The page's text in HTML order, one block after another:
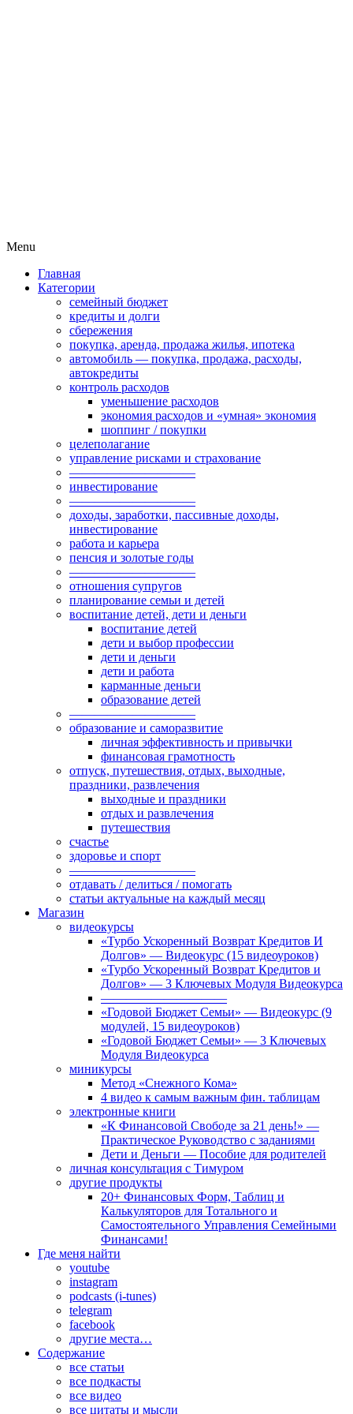
Menu
content
Главная
Категории
семейный бюджет
кредиты и долги
сбережения
покупка, аренда, продажа жилья, ипотека
автомобиль — покупка, продажа, расходы,
автокредиты
контроль расходов
уменьшение расходов
экономия расходов и «умная» экономия
шоппинг / покупки
целеполагание
управление рисками и страхование
——————————
инвестирование
——————————
доходы, заработки, пассивные доходы,
инвестирование
работа и карьера
пенсия и золотые годы
——————————
отношения супругов
планирование семьи и детей
воспитание детей, дети и деньги
воспитание детей
дети и выбор профессии
дети и деньги
дети и работа
карманные деньги
образование детей
——————————
образование и саморазвитие
личная эффективность и привычки
финансовая грамотность
отпуск, путешествия, отдых, выходные,
праздники, развлечения
выходные и праздники
отдых и развлечения
путешествия
счастье
здоровье и спорт
——————————
отдавать / делиться / помогать
статьи актуальные на каждый месяц
Магазин
видеокурсы
«Турбо Ускоренный Возврат Кредитов И
Долгов» — Видеокурс (15 видеоуроков)
«Турбо Ускоренный Возврат Кредитов и
Долгов» — 3 Ключевых Модуля Видеокурса
——————————
«Годовой Бюджет Семьи» — Видеокурс (9
модулей, 15 видеоуроков)
«Годовой Бюджет Семьи» — 3 Ключевых
Модуля Видеокурса
миникурсы
Метод «Снежного Кома»
4 видео к самым важным фин. таблицам
электронные книги
«К Финансовой Свободе за 21 день!» —
Практическое Руководство с заданиями
Дети и Деньги — Пособие для родителей
личная консультация с Тимуром
другие продукты
20+ Финансовых Форм, Таблиц и
Калькуляторов для Тотального и
Самостоятельного Управления Семейными
Финансами!
Где меня найти
youtube
instagram
podcasts (i-tunes)
telegram
facebook
другие места…
Содержание
все статьи
все подкасты
все видео
все цитаты и мысли